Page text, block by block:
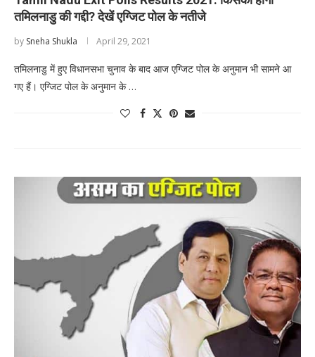
तमिलनाडु की गद्दी? देखें एग्जिट पोल के नतीजे
by Sneha Shukla April 29, 2021
तमिलनाडु में हुए विधानसभा चुनाव के बाद आज एग्जिट पोल के अनुमान भी सामने आ
गए हैं। एग्जिट पोल के अनुमान के …